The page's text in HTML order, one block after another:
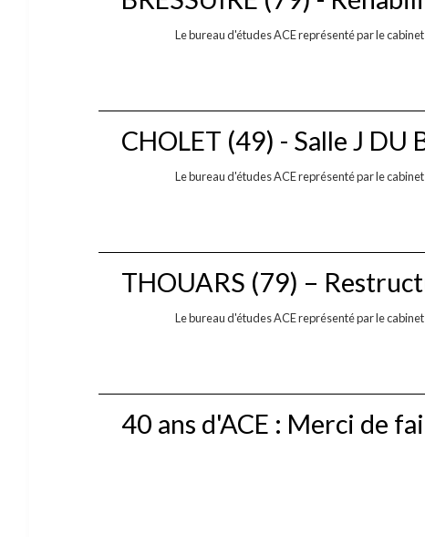
Le bureau d'études ACE représenté par le
CHOLET (49) - Salle J DU
Le bureau d'études ACE représenté par le
THOUARS (79) –
Le bureau d'études ACE représenté par le
40 ans d'ACE : Merci de